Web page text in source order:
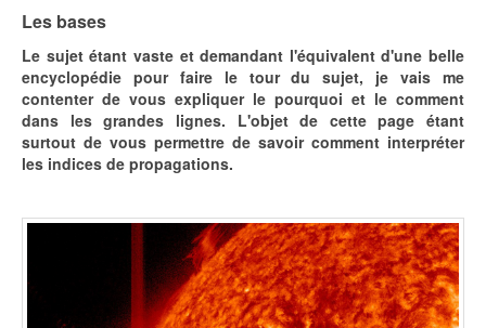
Les bases
Le sujet étant vaste et demandant l'équivalent d'une belle
encyclopédie pour faire le tour du sujet, je vais me
contenter de vous expliquer le pourquoi et le comment
dans les grandes lignes. L'objet de cette page étant
surtout de vous permettre de savoir comment interpréter
les indices de propagations.